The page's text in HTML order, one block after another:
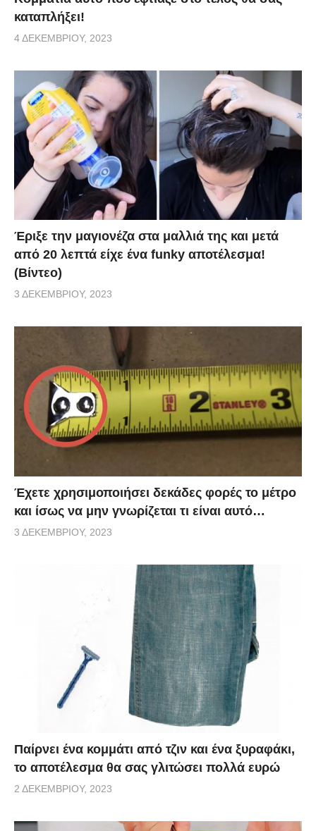
καταπλήξει!
4 ΔΕΚΕΜΒΡΊΟΥ, 2023
Έριξε την μαγιονέζα στα μαλλιά της και μετά
από 20 λεπτά είχε ένα funky αποτέλεσμα!
(Βίντεο)
3 ΔΕΚΕΜΒΡΊΟΥ, 2023
Έχετε χρησιμοποιήσει δεκάδες φορές το μέτρο
και ίσως να μην γνωρίζεται τι είναι αυτό…
3 ΔΕΚΕΜΒΡΊΟΥ, 2023
Παίρνει ένα κομμάτι από τζιν και ένα ξυραφάκι,
το αποτέλεσμα θα σας γλιτώσει πολλά ευρώ
2 ΔΕΚΕΜΒΡΊΟΥ, 2023